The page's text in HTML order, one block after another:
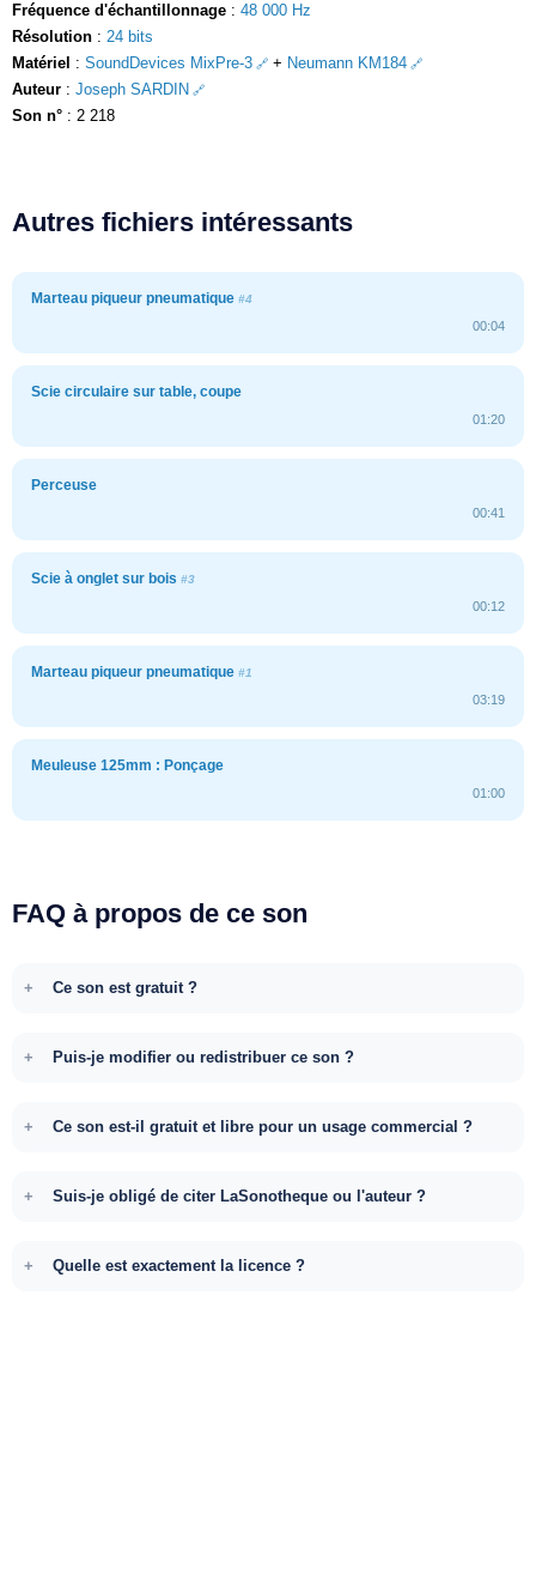
Fréquence d'échantillonnage : 48 000 Hz
Résolution : 24 bits
Matériel : SoundDevices MixPre-3 + Neumann KM184
Auteur : Joseph SARDIN
Son n° : 2 218
Autres fichiers intéressants
Marteau piqueur pneumatique #4
00:04
Scie circulaire sur table, coupe
01:20
Perceuse
00:41
Scie à onglet sur bois #3
00:12
Marteau piqueur pneumatique #1
03:19
Meuleuse 125mm : Ponçage
01:00
FAQ à propos de ce son
Ce son est gratuit ?
Puis-je modifier ou redistribuer ce son ?
Ce son est-il gratuit et libre pour un usage commercial ?
Suis-je obligé de citer LaSonotheque ou l'auteur ?
Quelle est exactement la licence ?